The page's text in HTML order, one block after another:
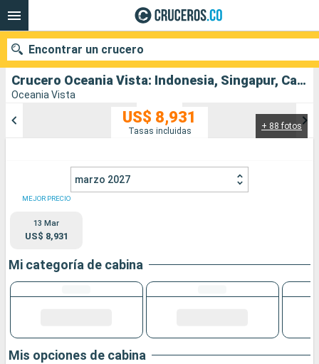
Crucero Oceania Vista: Indonesia, Singapur, Camboya, Tailandia, Vietnam, China salida desde Benoa
Oceania Vista
+ 88 fotos
US$ 8,931
Tasas incluidas
marzo 2027
MEJOR PRECIO
13 Mar
US$ 8,931
Mi categoría de cabina
Mis opciones de cabina
Encontrar un crucero
Puertos Compañías